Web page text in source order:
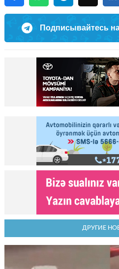
Подписывайтесь
ДРУГИЕ